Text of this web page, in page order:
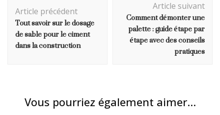
d'article
Article précédent
Tout savoir sur le dosage
de sable pour le ciment
dans la construction
Article suivant
Comment démonter une
palette : guide étape par
étape avec des conseils
pratiques
Vous pourriez également aimer...